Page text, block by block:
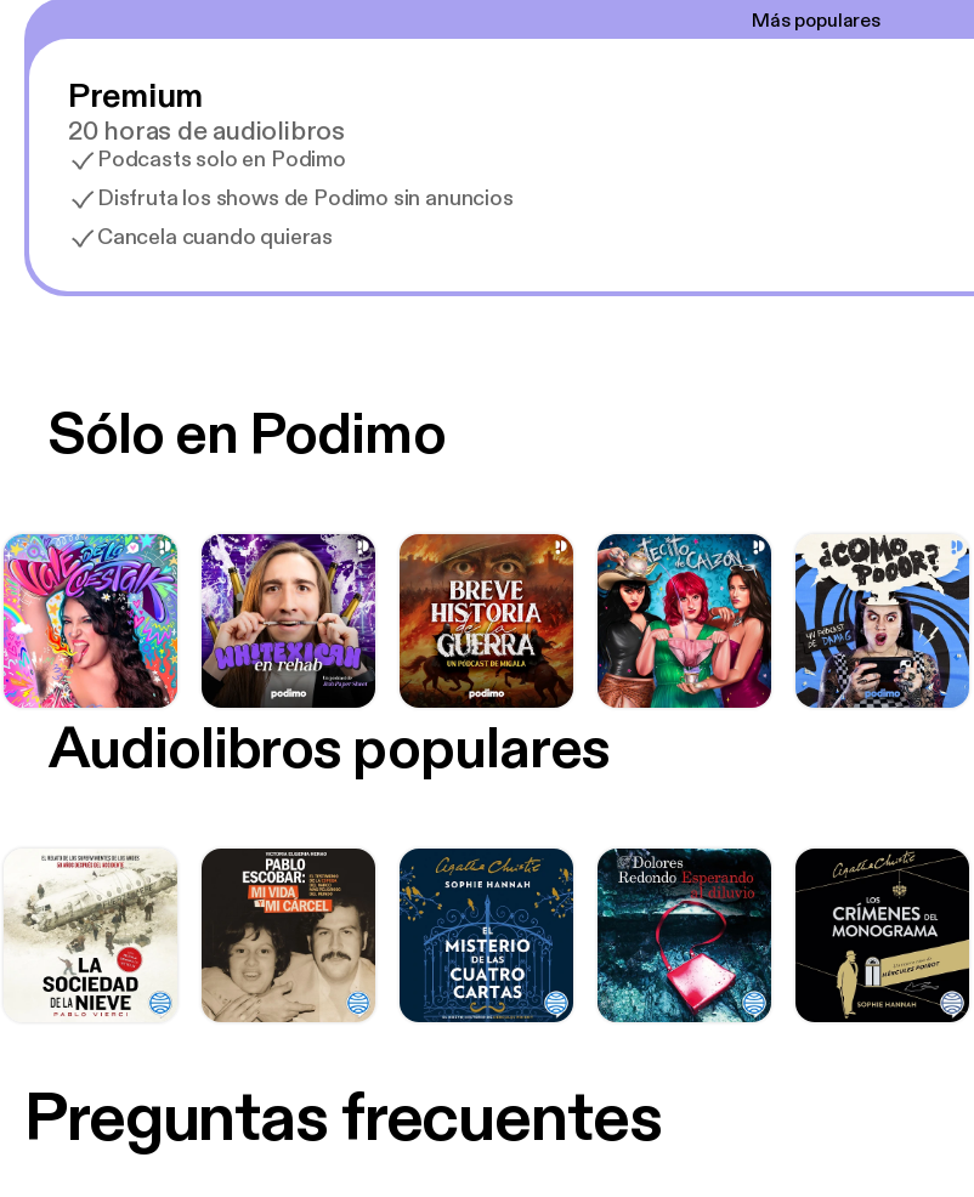
Más populares
Premium
20 horas de audiolibros
Podcasts solo en Podimo
Disfruta los shows de Podimo sin anuncios
Cancela cuando quieras
Sólo en Podimo
Audiolibros populares
Preguntas frecuentes